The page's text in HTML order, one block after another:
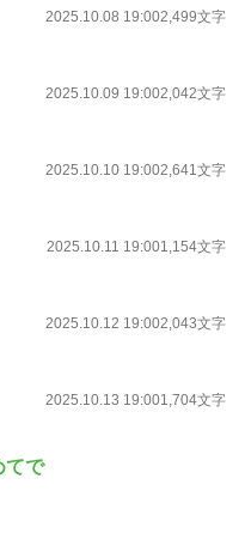
2025.10.08 19:002,499文字
2025.10.09 19:002,042文字
2025.10.10 19:002,641文字
2025.10.11 19:001,154文字
2025.10.12 19:002,043文字
2025.10.13 19:001,704文字
てで